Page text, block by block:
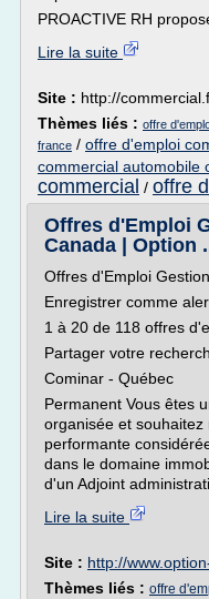
PROACTIVE RH
Lire la suite
Site : http://
Thèmes liés : offre
france / offre d'emploi
commercial automobile
commercial / offre
Offres d'Emploi
Canada | Option
Offres d'Emploi
Enregistrer comme
1 à 20 de 118 offres
Partager votre
Cominar - Québec
Permanent Vous êtes
organisée et
performante
dans le domaine
d'un Adjoint
Lire la suite
Site : http://
Thèmes liés : offre